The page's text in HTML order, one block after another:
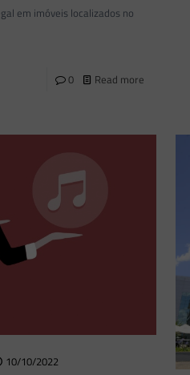
em imóveis localizados no
0 Read more
10/10/2022